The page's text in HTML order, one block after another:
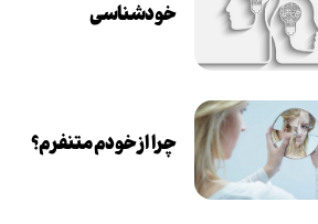
خودشناسی
چرا از خودم متنفرم؟